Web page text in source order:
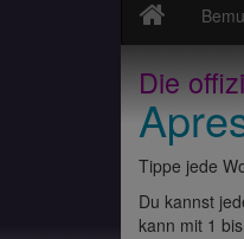
Die
Tippe jede
Du kannst
kann mit 1